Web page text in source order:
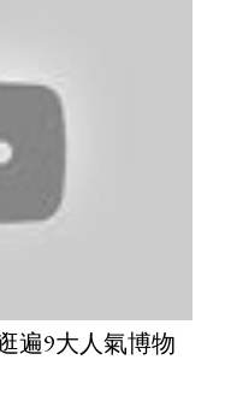
遍9大人氣博物